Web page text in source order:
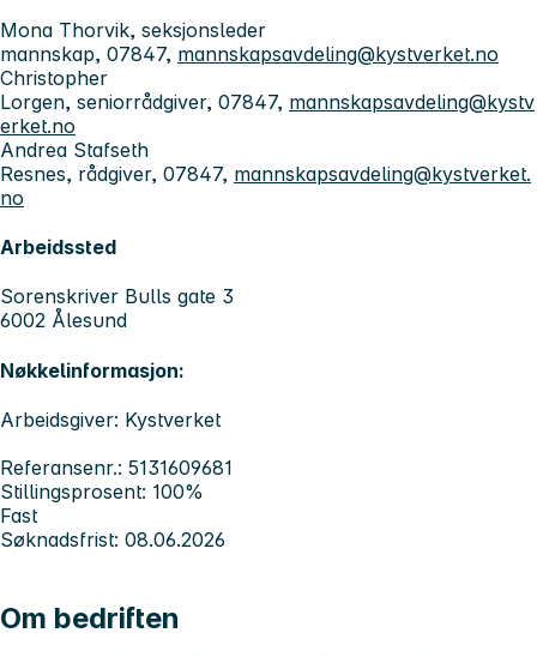
Mona Thorvik, seksjonsleder
mannskap, 07847, mannskapsavdeling@kystverket.no
Christopher
Lorgen, seniorrådgiver, 07847, mannskapsavdeling@kystv
erket.no
Andrea Stafseth
Resnes, rådgiver, 07847, mannskapsavdeling@kystverket.
no
Arbeidssted
Sorenskriver Bulls gate 3
6002 Ålesund
Nøkkelinformasjon:
Arbeidsgiver: Kystverket
Referansenr.: 5131609681
Stillingsprosent: 100%
Fast
Søknadsfrist: 08.06.2026
Om bedriften